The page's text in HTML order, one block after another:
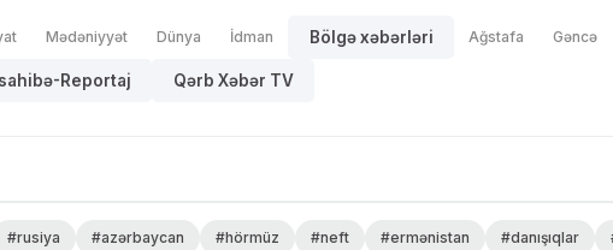
Mədəniyyət Dünya İdman Bölgə xəbərləri Ağstafa Gəncə
Reportaj Qərb Xəbər TV
#rusiya #azərbaycan #hörmüz #neft #ermənistan #danışıqlar